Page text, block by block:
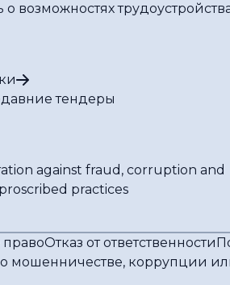
о возможностях
тендеры
against fraud, corruption and
practices
правоОтказ от ответственности
мошенничестве, коррупции